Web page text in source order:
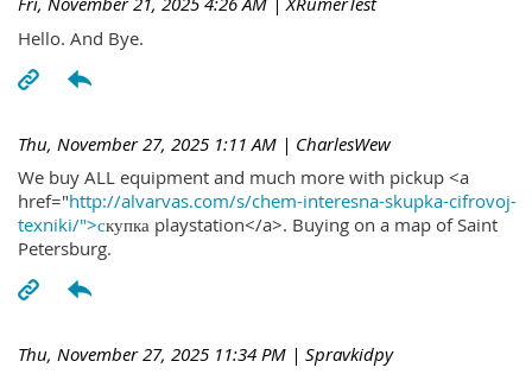
Hello. And Bye.
Thu, November 27, 2025 1:11 AM | CharlesWew
We buy ALL equipment and much more with pickup <a
href="http://alvarvas.com/s/chem-interesna-skupka-cifrovoj-
texniki/">скупка playstation</a>. Buying on a map of Saint
Petersburg.
Thu, November 27, 2025 11:34 PM | Spravkidpy